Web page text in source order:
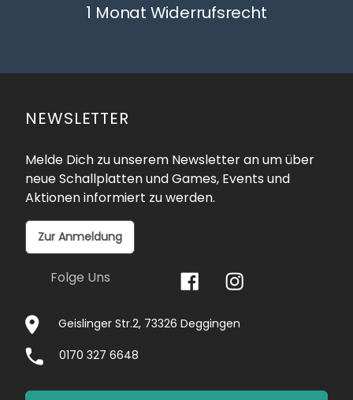
1 Monat Widerrufsrecht
NEWSLETTER
Melde Dich zu unserem Newsletter an um über
neue Schallplatten und Games, Events und
Aktionen informiert zu werden.
Zur Anmeldung
Folge Uns
Geislinger Str.2, 73326 Deggingen
0170 327 6648